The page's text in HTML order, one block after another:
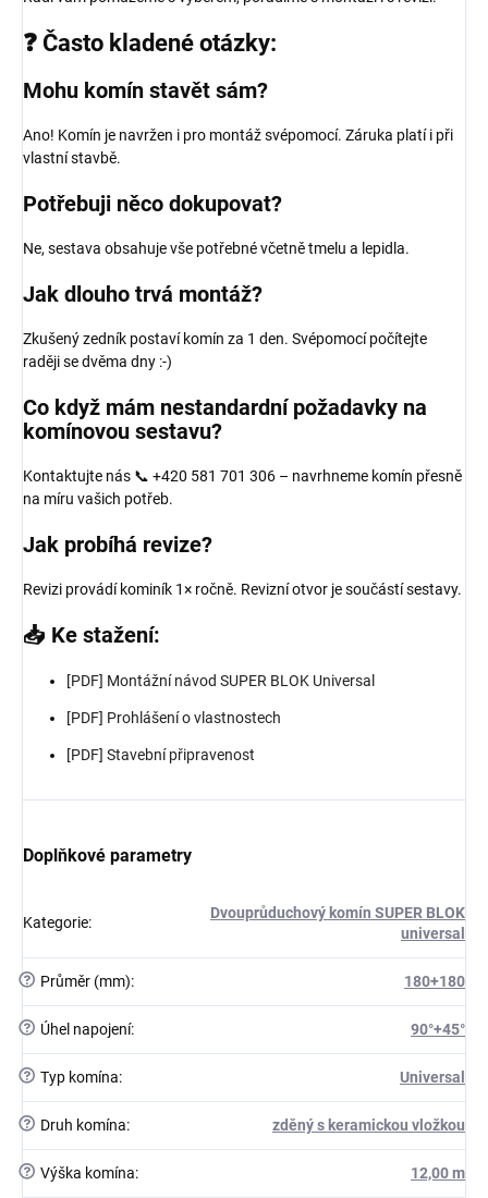
❓ Často kladené otázky:
Mohu komín stavět sám?
Ano! Komín je navržen i pro montáž svépomocí. Záruka platí i při
vlastní stavbě.
Potřebuji něco dokupovat?
Ne, sestava obsahuje vše potřebné včetně tmelu a lepidla.
Jak dlouho trvá montáž?
Zkušený zedník postaví komín za 1 den. Svépomocí počítejte
raději se dvěma dny :-)
Co když mám nestandardní požadavky na
komínovou sestavu?
Kontaktujte nás 📞 +420 581 701 306 – navrhneme komín přesně
na míru vašich potřeb.
Jak probíhá revize?
Revizi provádí kominík 1× ročně. Revizní otvor je součástí sestavy.
📥 Ke stažení:
[PDF] Montážní návod SUPER BLOK Universal
[PDF] Prohlášení o vlastnostech
[PDF] Stavební připravenost
Doplňkové parametry
Kategorie:
Dvouprůduchový komín SUPER BLOK
universal
? Průměr (mm): 180+180
? Úhel napojení: 90°+45°
? Typ komína: Universal
? Druh komína: zděný s keramickou vložkou
? Výška komína: 12,00 m